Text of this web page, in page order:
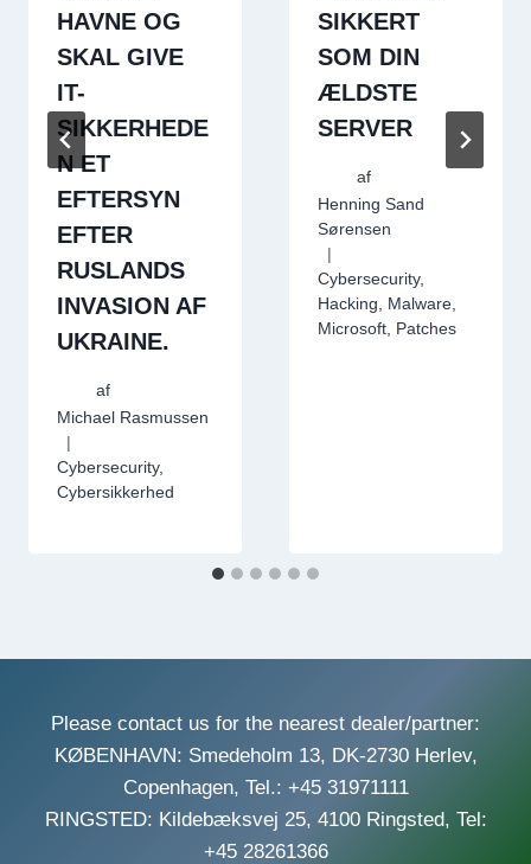
HAVNE OG
SKAL GIVE
IT-
SIKKERHEDE
N ET
EFTERSYN
EFTER
RUSLANDS
INVASION AF
UKRAINE.
af
Michael Rasmussen
Cybersecurity,
Cybersikkerhed
SIKKERT
SOM DIN
ÆLDSTE
SERVER
af
Henning Sand
Sørensen
Cybersecurity,
Hacking
Malware
Microsoft Patches
Please contact us for the nearest dealer/partner:
KØBENHAVN: Smedeholm 13, DK-2730 Herlev,
Copenhagen, Tel.: +45 31971111
RINGSTED: Kildebæksvej 25, 4100 Ringsted, Tel:
+45 28261366